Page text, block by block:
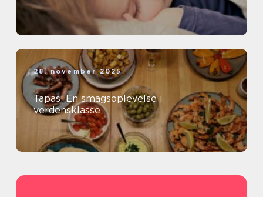
28. november 2025
Tapas: En smagsoplevelse i
verdensklasse